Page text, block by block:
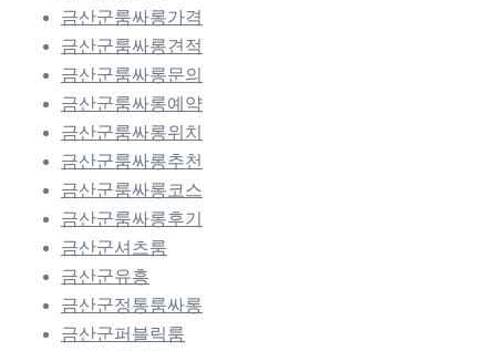
금산군룸싸롱가격
금산군룸싸롱견적
금산군룸싸롱문의
금산군룸싸롱예약
금산군룸싸롱위치
금산군룸싸롱추천
금산군룸싸롱코스
금산군룸싸롱후기
금산군셔츠룸
금산군유흥
금산군정통룸싸롱
금산군퍼블릭룸